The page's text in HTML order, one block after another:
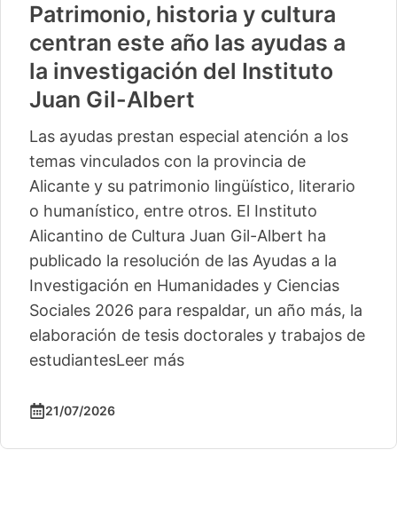
Patrimonio, historia y cultura
centran este año las ayudas a
la investigación del Instituto
Juan Gil-Albert
Las ayudas prestan especial atención a los
temas vinculados con la provincia de
Alicante y su patrimonio lingüístico, literario
o humanístico, entre otros. El Instituto
Alicantino de Cultura Juan Gil-Albert ha
publicado la resolución de las Ayudas a la
Investigación en Humanidades y Ciencias
Sociales 2026 para respaldar, un año más, la
elaboración de tesis doctorales y trabajos de
estudiantesLeer más
21/07/2026